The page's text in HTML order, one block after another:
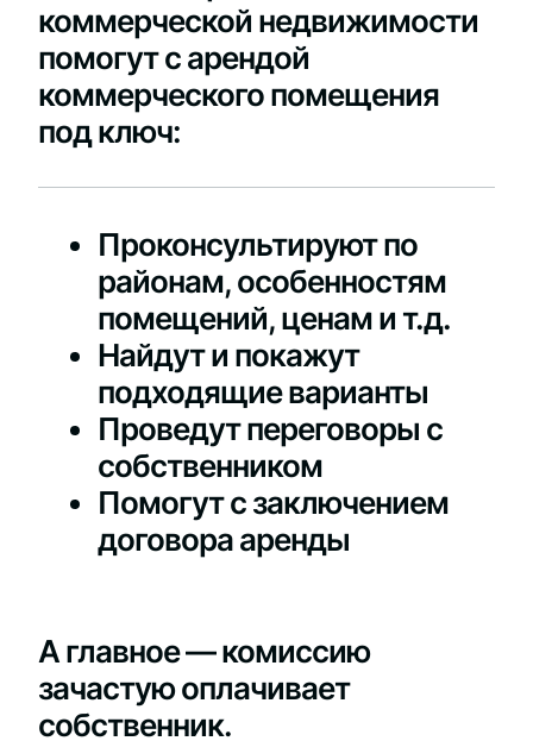
коммерческой недвижимости
помогут с арендой
коммерческого помещения
под ключ:
Проконсультируют по
районам, особенностям
помещений, ценам и т.д.
Найдут и покажут
подходящие варианты
Проведут переговоры с
собственником
Помогут с заключением
договора аренды
А главное — комиссию
зачастую оплачивает
собственник.